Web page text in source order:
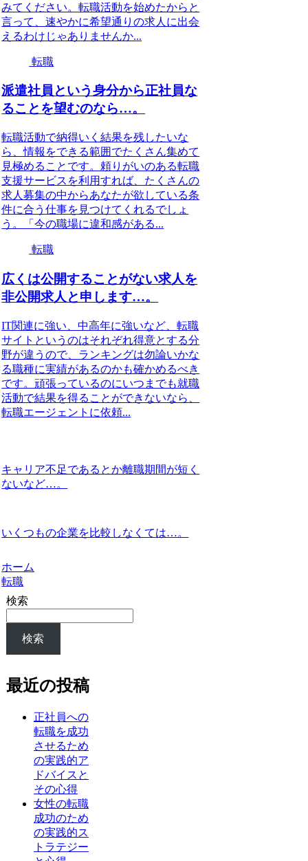
みてください。転職活動を始めたからと
言って、速やかに希望通りの求人に出会
えるわけじゃありませんか...
転職
派遣社員という身分から正社員な
ることを望むのなら…。
転職活動で納得いく結果を残したいな
ら、情報をできる範囲でたくさん集めて
見極めることです。頼りがいのある転職
支援サービスを利用すれば、たくさんの
求人募集の中からあなたが欲している条
件に合う仕事を見つけてくれるでしょ
う。「今の職場に違和感がある...
転職
広くは公開することがない求人を
非公開求人と申します…。
IT関連に強い、中高年に強いなど、転職
サイトというのはそれぞれ得意とする分
野が違うので、ランキングは勿論いかな
る職種に実績があるのかも確かめるべき
です。頑張っているのにいつまでも就職
活動で結果を得ることができないなら、
転職エージェントに依頼...
キャリア不足であるとか離職期間が短く
ないなど…。
いくつもの企業を比較しなくては…。
ホーム
転職
検索
検索
最近の投稿
正社員への
転職を成功
させるため
の実践的ア
ドバイスと
その心得
女性の転職
成功のため
の実践的ス
トラテジー